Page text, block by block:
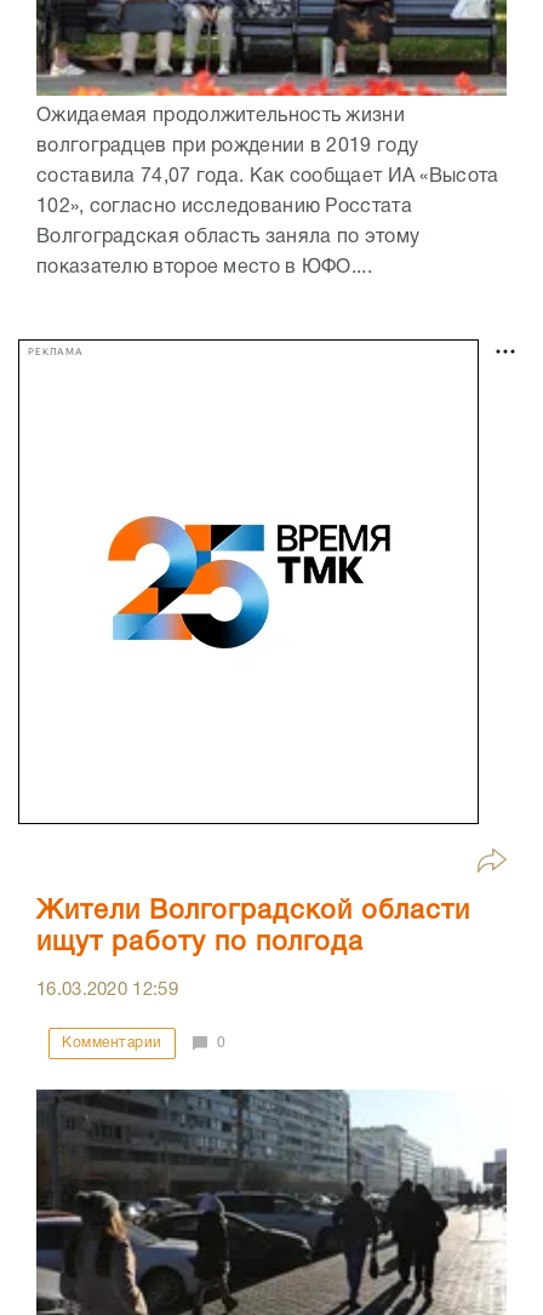
Ожидаемая продолжительность жизни
волгоградцев при рождении в 2019 году
составила 74,07 года. Как сообщает ИА «Высота
102», согласно исследованию Росстата
Волгоградская область заняла по этому
показателю второе место в ЮФО....
РЕКЛАМА
Жители Волгоградской области
ищут работу по полгода
16.03.2020 12:59
Комментарии 0